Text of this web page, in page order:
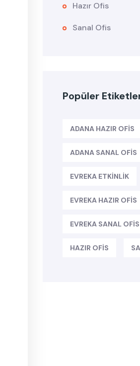
Hazır Ofis
Sanal Ofis
Popüler
ADANA HAZIR OFIS
ADANA SANAL OFIS
EVREKA ETKINLIK
EVREKA HAZIR OFIS
EVREKA SANAL OFIS
HAZIR OFIS